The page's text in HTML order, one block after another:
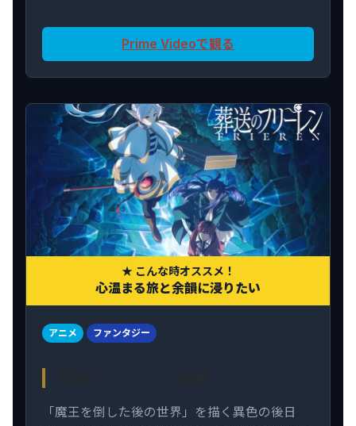
Prime Videoで観る
★ こんな時オススメ！
心温まる旅と余韻に浸りたい
アニメ ファンタジー
「魔王を倒した後の世界」を描く異色の後日